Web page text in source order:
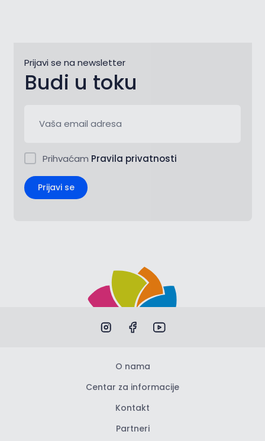
Prijavi se na newsletter
Budi u toku
Prihvaćam Pravila privatnosti
Prijavi se
O nama
Centar za informacije
Kontakt
Partneri